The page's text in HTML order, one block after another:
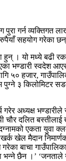
गर्न व्यक्तिगत
रुपैयाँ सहयोग गरेका
। यो मध्ये बढी रकम
भण्डारी स्वदेश आएर
५० हजार,
पुग्ने ३ किलोमिटर
अध्यक्ष
चौर दलित
एकता युवा
खेल मैदान
बाचा
भन्‍ने छैन ।’ ‘जनताले